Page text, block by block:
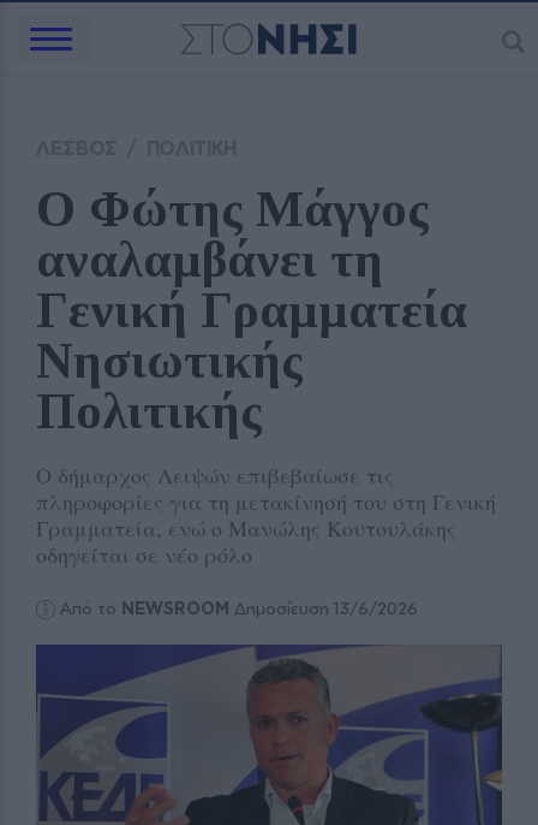
Ο Φώτης Μάγγος
αναλαμβάνει τη
Γενική Γραμματεία
Νησιωτικής
Πολιτικής
Ο δήμαρχος Λειψών επιβεβαίωσε τις
πληροφορίες για τη μετακίνησή του στη Γενική
Γραμματεία, ενώ ο Μανώλης Κουτουλάκης
οδηγείται σε νέο ρόλο
Από το NEWSROOM Δημοσίευση 13/6/2026